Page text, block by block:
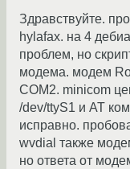
Здравствуйте.
hylafax. на 4
проблем, но
модема. модем
COM2. minicom
/dev/ttyS1 и АТ
исправно.
wvdial также
но ответа от